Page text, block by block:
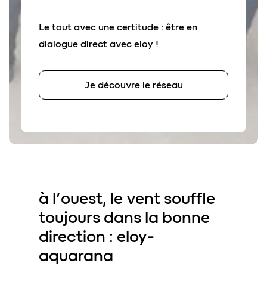
Le tout avec une certitude : être en
dialogue direct avec eloy !
Je découvre le réseau
à l’ouest, le vent souffle
toujours dans la bonne
direction : eloy-
aquarana